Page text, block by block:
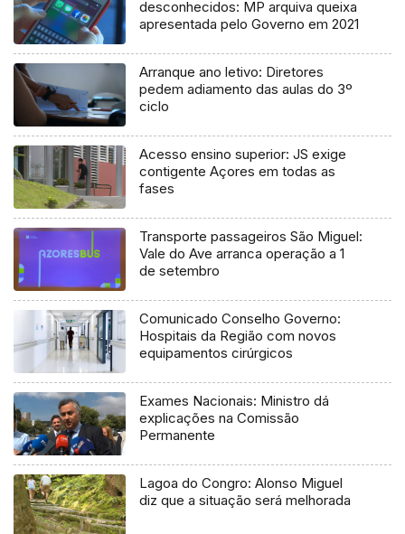
desconhecidos: MP arquiva queixa
apresentada pelo Governo em 2021
Arranque ano letivo: Diretores
pedem adiamento das aulas do 3º
ciclo
Acesso ensino superior: JS exige
contigente Açores em todas as
fases
Transporte passageiros São Miguel:
Vale do Ave arranca operação a 1
de setembro
Comunicado Conselho Governo:
Hospitais da Região com novos
equipamentos cirúrgicos
Exames Nacionais: Ministro dá
explicações na Comissão
Permanente
Lagoa do Congro: Alonso Miguel
diz que a situação será melhorada